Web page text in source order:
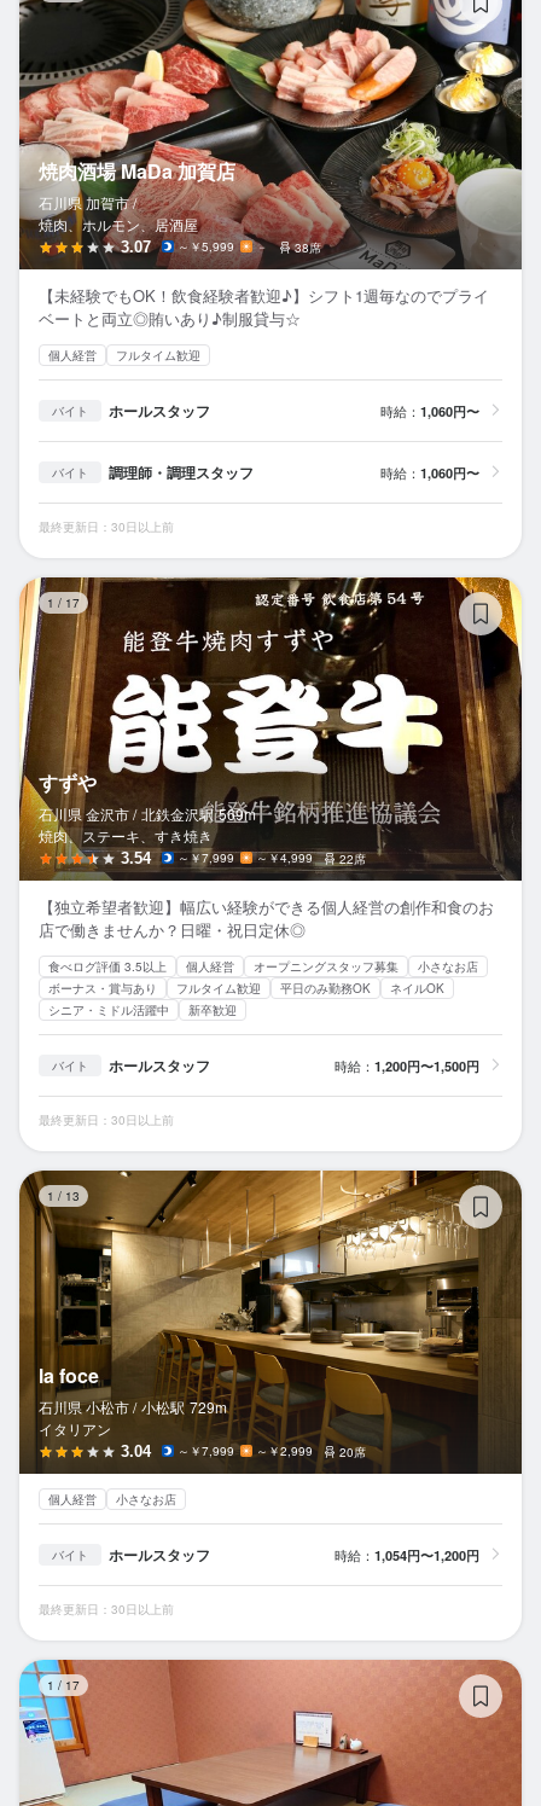
焼肉酒場 MaDa 加賀店
石川県 加賀市 /
焼肉、ホルモン、居酒屋
3.07 ～￥5,999 － 38席
【未経験でもOK！飲食経験者歓迎♪】シフト1週毎なのでプライ
ベートと両立◎賄いあり♪制服貸与☆
個人経営 フルタイム歓迎
バイト ホールスタッフ 時給： 1,060円〜
バイト 調理師・調理スタッフ 時給： 1,060円〜
最終更新日：30日以上前
1 / 17
すずや
石川県 金沢市 / 北鉄金沢駅 569m
焼肉、ステーキ、すき焼き
3.54 ～￥7,999 ～￥4,999 22席
【独立希望者歓迎】幅広い経験ができる個人経営の創作和食のお
店で働きませんか？日曜・祝日定休◎
食べログ評価 3.5以上 個人経営 オープニングスタッフ募集
小さなお店
ボーナス・賞与あり
フルタイム歓迎 平日のみ勤務OK
ネイルOK
シニア・ミドル活躍中
新卒歓迎
バイト ホールスタッフ 時給： 1,200円〜1,500円
最終更新日：30日以上前
1 / 13
la foce
石川県 小松市 / 小松駅 729m
イタリアン
3.04 ～￥7,999 ～￥2,999 20席
個人経営 小さなお店
バイト ホールスタッフ 時給： 1,054円〜1,200円
最終更新日：30日以上前
1 / 17